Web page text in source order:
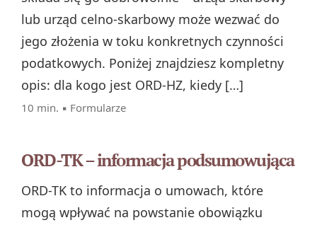
lub urząd celno‑skarbowy może wezwać do
jego złożenia w toku konkretnych czynności
podatkowych. Poniżej znajdziesz kompletny
opis: dla kogo jest ORD‑HZ, kiedy […]
10 min. ▪ Formularze
ORD-TK – informacja podsumowująca
ORD-TK to informacja o umowach, które
mogą wpływać na powstanie obowiązku